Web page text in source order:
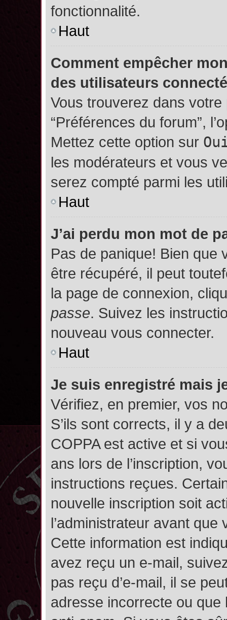
fonctionnalité.
Haut
Comment empêcher
des utilisateurs
Vous trouverez dans votre
“Préférences du forum”,
Mettez cette option sur
les modérateurs et vous
serez compté parmi les
Haut
J’ai perdu mon mot de
Pas de panique! Bien que
être récupéré, il peut
la page de connexion,
passe. Suivez les
nouveau vous connecter.
Haut
Je suis enregistré mais
Vérifiez, en premier, vos
S’ils sont corrects, il y a
COPPA est active et si
ans lors de l’inscription,
instructions reçues.
nouvelle inscription soit
l’administrateur avant
Cette information est
avez reçu un e-mail,
pas reçu d’e-mail, il se
adresse incorrecte ou que